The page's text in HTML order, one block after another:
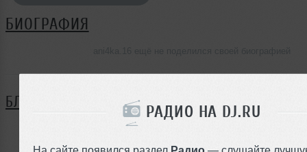
РАДИО НА DJ.RU
На сайте появился раздел Радио — слушайте
БИОГРАФИЯ
БЛОГ